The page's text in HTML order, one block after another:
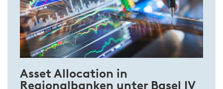
Asset Allocation in
Regionalbanken unter Basel IV